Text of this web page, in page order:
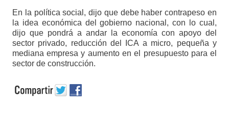
En la política social, dijo que debe haber contrapeso en
la idea económica del gobierno nacional, con lo cual,
dijo que pondrá a andar la economía con apoyo del
sector privado, reducción del ICA a micro, pequeña y
mediana empresa y aumento en el presupuesto para el
sector de construcción.